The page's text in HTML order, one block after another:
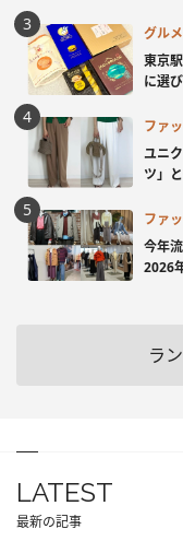
グルメ
東京
に選
ファ
ユニ
ツ」
ファ
今年
2026
ラ
LATEST
最新の記事